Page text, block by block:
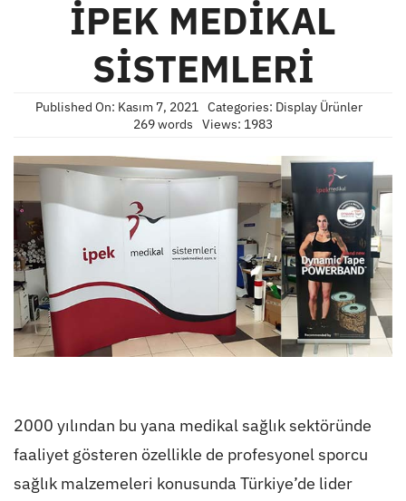
İPEK MEDİKAL
SİSTEMLERİ
Published On: Kasım 7, 2021 Categories: Display Ürünler
269 words
Views: 1983
2000 yılından bu yana medikal sağlık sektöründe
faaliyet gösteren özellikle de profesyonel sporcu
sağlık malzemeleri konusunda Türkiye’de lider